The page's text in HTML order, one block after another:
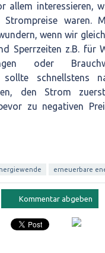
allem interessieren,
Strompreise waren.
wenn wir
Sperrzeiten z.B. für
oder
schnellstens
den Strom
zu negativen
erneuerbare